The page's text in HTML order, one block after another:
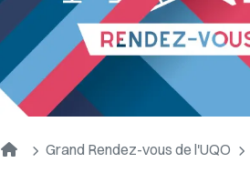
AccueilGrand Rendez-vous de l'UQO